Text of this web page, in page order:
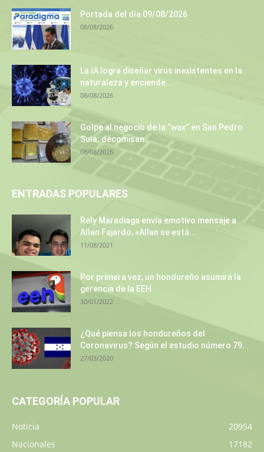
Portada del día 09/08/2026
08/08/2026
La IA logra diseñar virus inexistentes en la
naturaleza y enciende...
08/08/2026
Golpe al negocio de la “wax” en San Pedro
Sula: decomisan...
08/08/2026
ENTRADAS POPULARES
Rely Maradiaga envía emotivo mensaje a
Allan Fajardo, «Allan se está...
11/08/2021
Por primera vez, un hondureño asumirá la
gerencia de la EEH
30/01/2022
¿Qué piensa los hondureños del
Coronavirus? Según el estudio número 79...
27/03/2020
CATEGORÍA POPULAR
Noticia
20954
Nacionales
17182